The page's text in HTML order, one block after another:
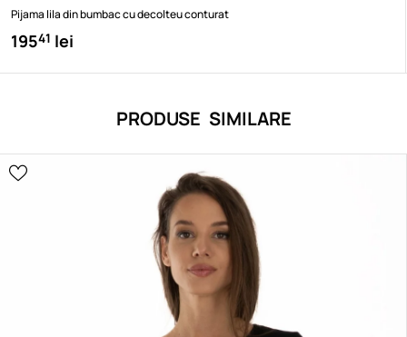
Pijama lila din bumbac cu decolteu conturat
19541 lei
PRODUSE SIMILARE